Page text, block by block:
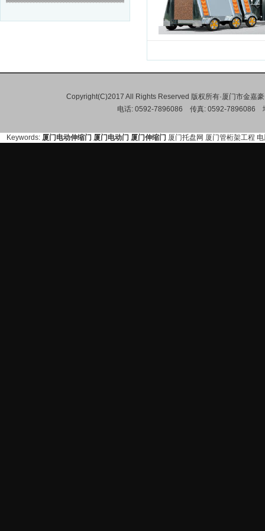
Copyright(C)2017 All Rights Reserved 版权所有·厦门市金嘉
电话: 0592-7896086 传真: 0592-7896086
Keywords: 厦门电动伸缩门 厦门电动门 厦门伸缩门 厦门托盘网 厦门管桁架工程